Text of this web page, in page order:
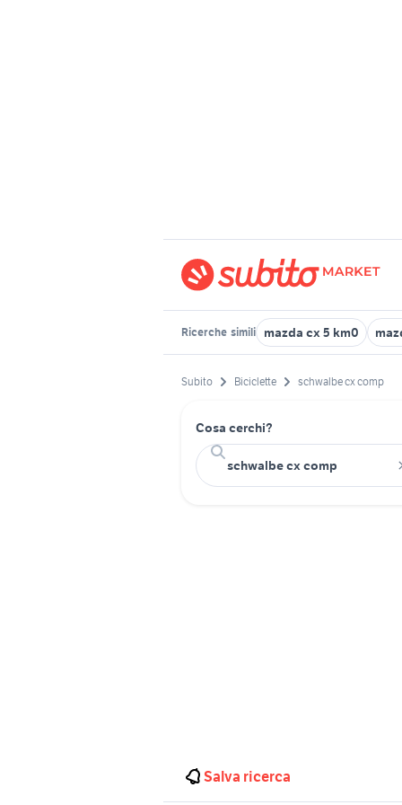
Ricerche simili mazda cx 5 km0
Subito Biciclette schwalbe cx comp
Cosa cerchi?
Salva ricerca